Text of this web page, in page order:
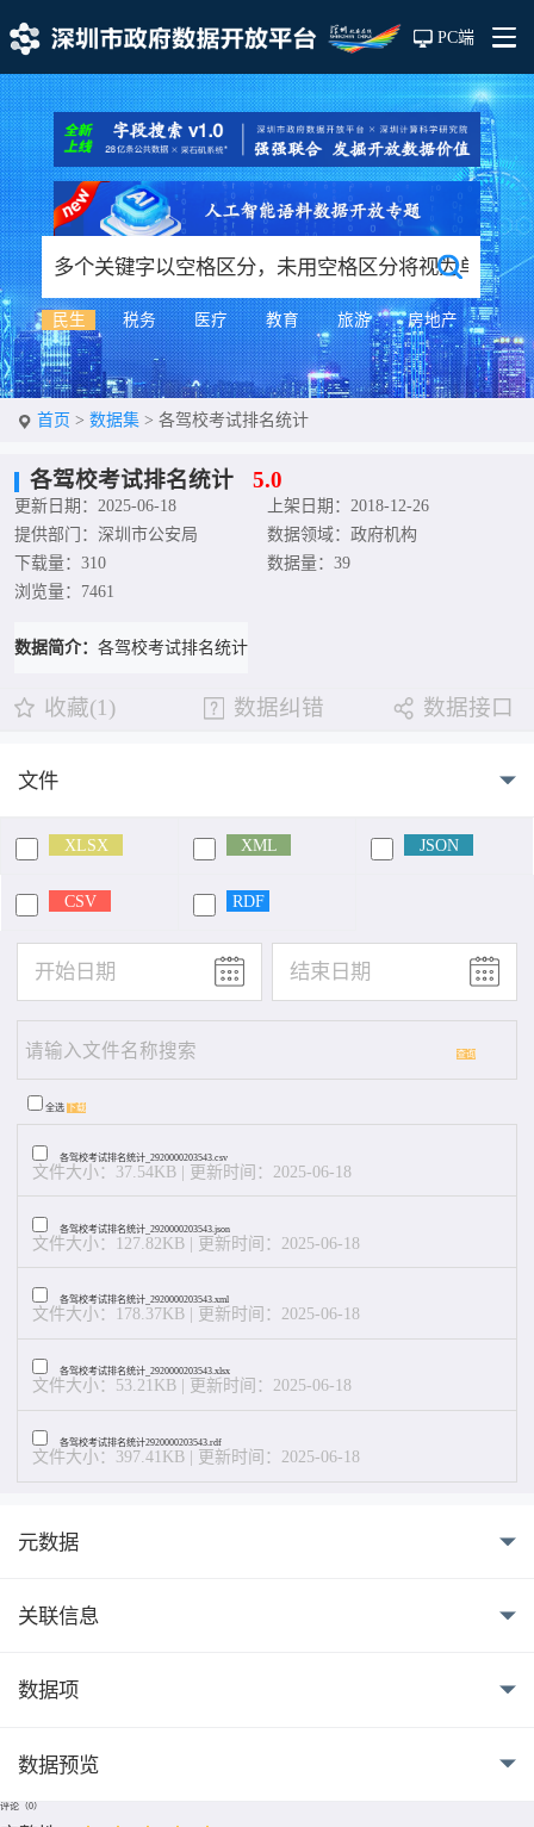
PC端
民生 税务 医疗 教育 旅游 房地产
首页 >数据集 >各驾校考试排名统计
各驾校考试排名统计 5.0
更新日期：2025-06-18
上架日期：2018-12-26
提供部门：深圳市公安局
数据领域：政府机构
下载量：310
数据量：39
浏览量：7461
数据简介：各驾校考试排名统计
收藏(1) 数据纠错 数据接口
文件
XLSX XML JSON
CSV RDF
查询
全选 下载
各驾校考试排名统计_2920000203543.csv
文件大小：37.54KB | 更新时间：2025-06-18
各驾校考试排名统计_2920000203543.json
文件大小：127.82KB | 更新时间：2025-06-18
各驾校考试排名统计_2920000203543.xml
文件大小：178.37KB | 更新时间：2025-06-18
各驾校考试排名统计_2920000203543.xlsx
文件大小：53.21KB | 更新时间：2025-06-18
各驾校考试排名统计2920000203543.rdf
文件大小：397.41KB | 更新时间：2025-06-18
元数据
关联信息
数据项
数据预览
评论（0）